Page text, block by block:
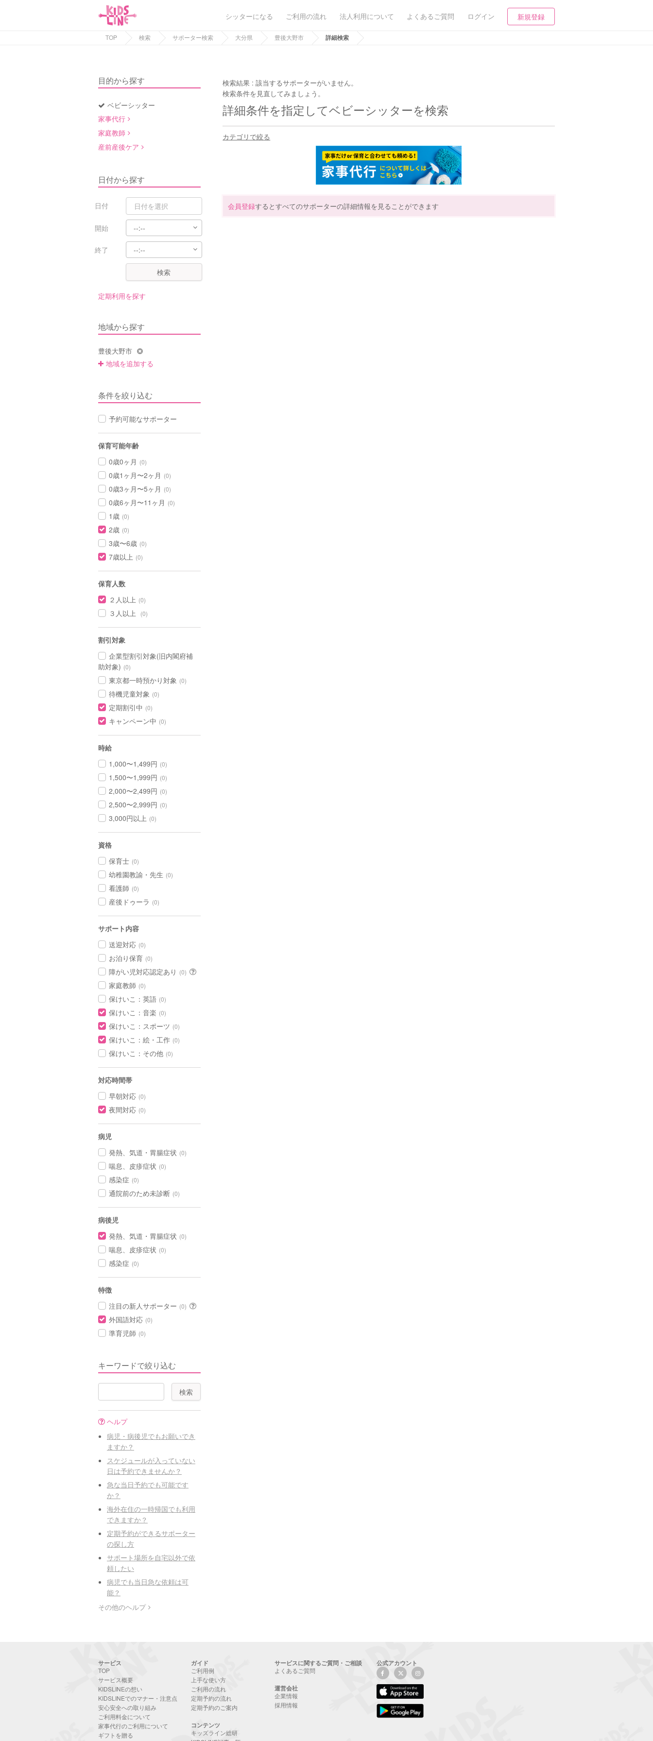
シッターになる ご利用の流れ 法人利用について よくあるご質問 ログイン 新規登録
TOP 検索 サポーター検索 大分県 豊後大野市 詳細検索
目的から探す
ベビーシッター
家事代行
家庭教師
産前産後ケア
日付から探す
日付
開始
終了
検索
定期利用を探す
地域から探す
豊後大野市
地域を追加する
条件を絞り込む
予約可能なサポーター
保育可能年齢
0歳0ヶ月 (0)
0歳1ヶ月〜2ヶ月 (0)
0歳3ヶ月〜5ヶ月 (0)
0歳6ヶ月〜11ヶ月 (0)
1歳 (0)
2歳 (0)
3歳〜6歳 (0)
7歳以上 (0)
保育人数
２人以上 (0)
３人以上 (0)
割引対象
企業型割引対象(旧内閣府補
助対象) (0)
東京都一時預かり対象 (0)
待機児童対象 (0)
定期割引中 (0)
キャンペーン中 (0)
時給
1,000〜1,499円 (0)
1,500〜1,999円 (0)
2,000〜2,499円 (0)
2,500〜2,999円 (0)
3,000円以上 (0)
資格
保育士 (0)
幼稚園教諭・先生 (0)
看護師 (0)
産後ドゥーラ (0)
サポート内容
送迎対応 (0)
お泊り保育 (0)
障がい児対応認定あり (0)
家庭教師 (0)
保けいこ：英語 (0)
保けいこ：音楽 (0)
保けいこ：スポーツ (0)
保けいこ：絵・工作 (0)
保けいこ：その他 (0)
対応時間帯
早朝対応 (0)
夜間対応 (0)
病児
発熱、気道・胃腸症状 (0)
喘息、皮疹症状 (0)
感染症 (0)
通院前のため未診断 (0)
病後児
発熱、気道・胃腸症状 (0)
喘息、皮疹症状 (0)
感染症 (0)
特徴
注目の新人サポーター (0)
外国語対応 (0)
準育児師 (0)
キーワードで絞り込む
ヘルプ
病児・病後児でもお願いでき
ますか？
スケジュールが入っていない
日は予約できませんか？
急な当日予約でも可能です
か？
海外在住の一時帰国でも利用
できますか？
定期予約ができるサポーター
の探し方
サポート場所を自宅以外で依
頼したい
病児でも当日急な依頼は可
能？
その他のヘルプ
検索結果 :該当するサポーターがいません。
検索条件を見直してみましょう。
詳細条件を指定してベビーシッターを検索
カテゴリで絞る
会員登録するとすべてのサポーターの詳細情報を見ることができます
サービス
TOP
サービス概要
KIDSLINEの想い
KIDSLINEでのマナー・注意点
安心安全への取り組み
ご利用料金について
家事代行のご利用について
ギフトを贈る
ガイド
ご利用例
上手な使い方
ご利用の流れ
定期予約の流れ
定期予約のご案内
コンテンツ
キッズライン総研
サービスに関するご質問・ご相談
よくあるご質問
運営会社
企業情報
採用情報
公式アカウント